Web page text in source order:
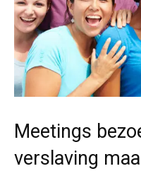
Meetings
verslaving